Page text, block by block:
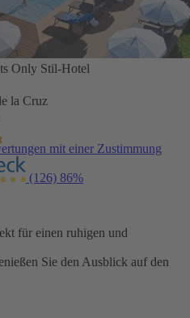
Only Stil-Hotel
la Cruz
mit einer Zustimmung
(126) 86%
für einen ruhigen und
Sie den Ausblick auf den